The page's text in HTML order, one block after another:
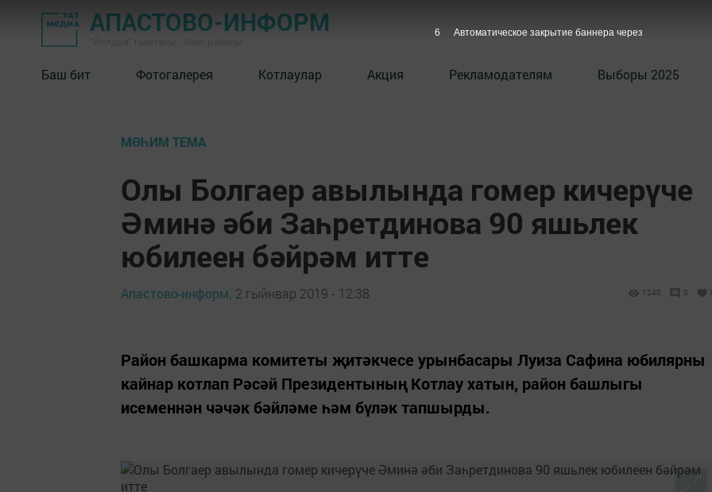
АПАСТОВО-ИНФОРМ
Баш бит Фотогалерея Котлаулар Акция Рекламодателям Выборы 2025
МӨҺИМ ТЕМА
Олы Болгаер авылында гомер кичерүче
Әминә әби Заһретдинова 90 яшьлек
юбилеен бәйрәм итте
Апастово-информ, 2 гыйнвар 2019 - 12:38 1240 0
Район башкарма комитеты җитәкчесе урынбасары Луиза Сафина юбилярны
кайнар котлап Рәсәй Президентының Котлау хатын, район башлыгы
исеменнән чәчәк бәйләме һәм бүләк тапшырды.
5 Автоматическое закрытие баннера через